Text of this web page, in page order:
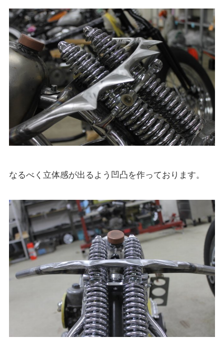
なるべく立体感が出るよう凹凸を作っております。